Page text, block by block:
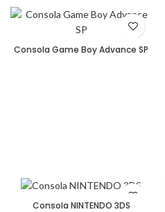
Consola Game Boy Advance SP
Consola NINTENDO 3DS